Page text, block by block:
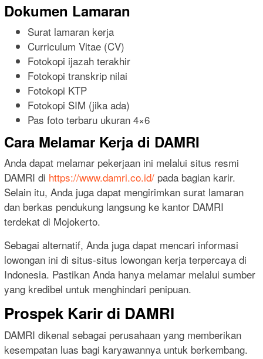
Dokumen Lamaran
Surat lamaran kerja
Curriculum Vitae (CV)
Fotokopi ijazah terakhir
Fotokopi transkrip nilai
Fotokopi KTP
Fotokopi SIM (jika ada)
Pas foto terbaru ukuran 4×6
Cara Melamar Kerja di DAMRI
Anda dapat melamar pekerjaan ini melalui situs resmi
DAMRI di https://www.damri.co.id/ pada bagian karir.
Selain itu, Anda juga dapat mengirimkan surat lamaran
dan berkas pendukung langsung ke kantor DAMRI
terdekat di Mojokerto.
Sebagai alternatif, Anda juga dapat mencari informasi
lowongan ini di situs-situs lowongan kerja terpercaya di
Indonesia. Pastikan Anda hanya melamar melalui sumber
yang kredibel untuk menghindari penipuan.
Prospek Karir di DAMRI
DAMRI dikenal sebagai perusahaan yang memberikan
kesempatan luas bagi karyawannya untuk berkembang.